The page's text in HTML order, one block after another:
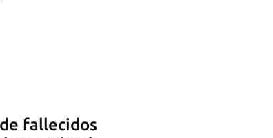
fallecidos